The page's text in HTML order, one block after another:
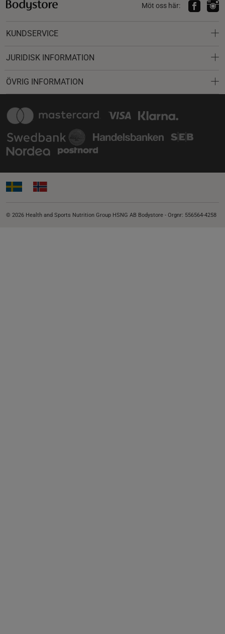
Möt oss här:
KUNDSERVICE
JURIDISK INFORMATION
ÖVRIG INFORMATION
© 2026 Health and Sports Nutrition Group HSNG AB Bodystore - Orgnr: 556564-4258